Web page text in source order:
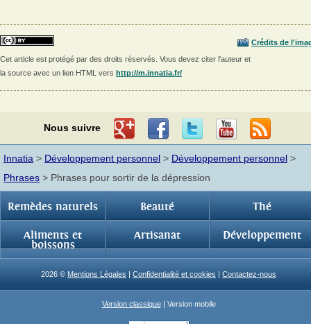
Crédits de
Cet article est protégé par des droits réservés. Vous devez citer l'auteur et
la source avec un lien HTML vers http://m.innatia.fr/
Nous suivre
Innatia > Développement personnel > Développement personnel >
Phrases > Phrases pour sortir de la dépression
Remèdes naturels Beauté Thé
Aliments et
boissons
Artisanat Développement
2026 © Mentions Légales | Confidentialité et cookies | Contactez-nous
Version classique| Version mobile